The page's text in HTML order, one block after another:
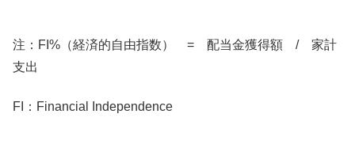
注：FI%（経済的自由指数） = 配当金獲得額 / 家計
支出
FI：Financial Independence